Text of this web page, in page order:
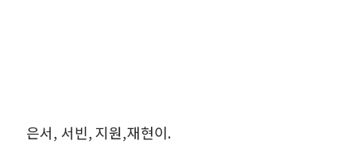
은서, 서빈, 지원,재현이.